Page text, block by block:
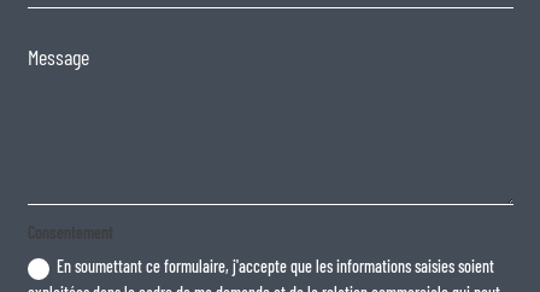
Consentement
En soumettant ce formulaire, j'accepte que les informations saisies soient